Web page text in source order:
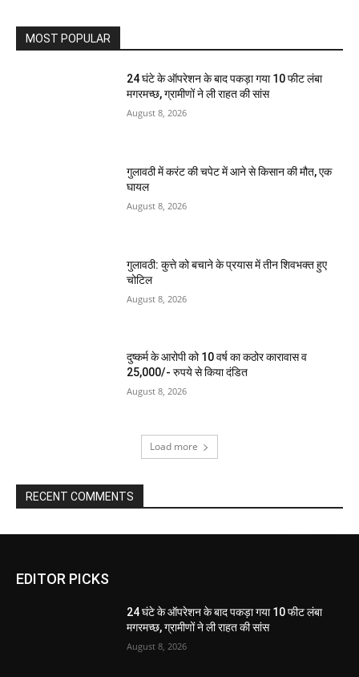
MOST POPULAR
24 घंटे के ऑपरेशन के बाद पकड़ा गया 10 फीट लंबा
मगरमच्छ, ग्रामीणों ने ली राहत की सांस
August 8, 2026
गुलावठी में करंट की चपेट में आने से किसान की मौत, एक
घायल
August 8, 2026
गुलावठी: कुत्ते को बचाने के प्रयास में तीन शिवभक्त हुए
चोटिल
August 8, 2026
दुष्कर्म के आरोपी को 10 वर्ष का कठोर कारावास व
25,000/- रुपये से किया दंडित
August 8, 2026
Load more
RECENT COMMENTS
EDITOR PICKS
24 घंटे के ऑपरेशन के बाद पकड़ा गया 10 फीट लंबा
मगरमच्छ, ग्रामीणों ने ली राहत की सांस
August 8, 2026